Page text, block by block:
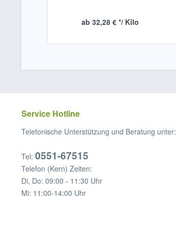
ab 32,28 € */ Kilo
Service Hotline
Telefonische Unterstützung und Beratung unter:
Tel: 0551-67515
Telefon (Kern) Zeiten:
Di, Do: 09:00 - 11:30 Uhr
Mi: 11:00-14:00 Uhr